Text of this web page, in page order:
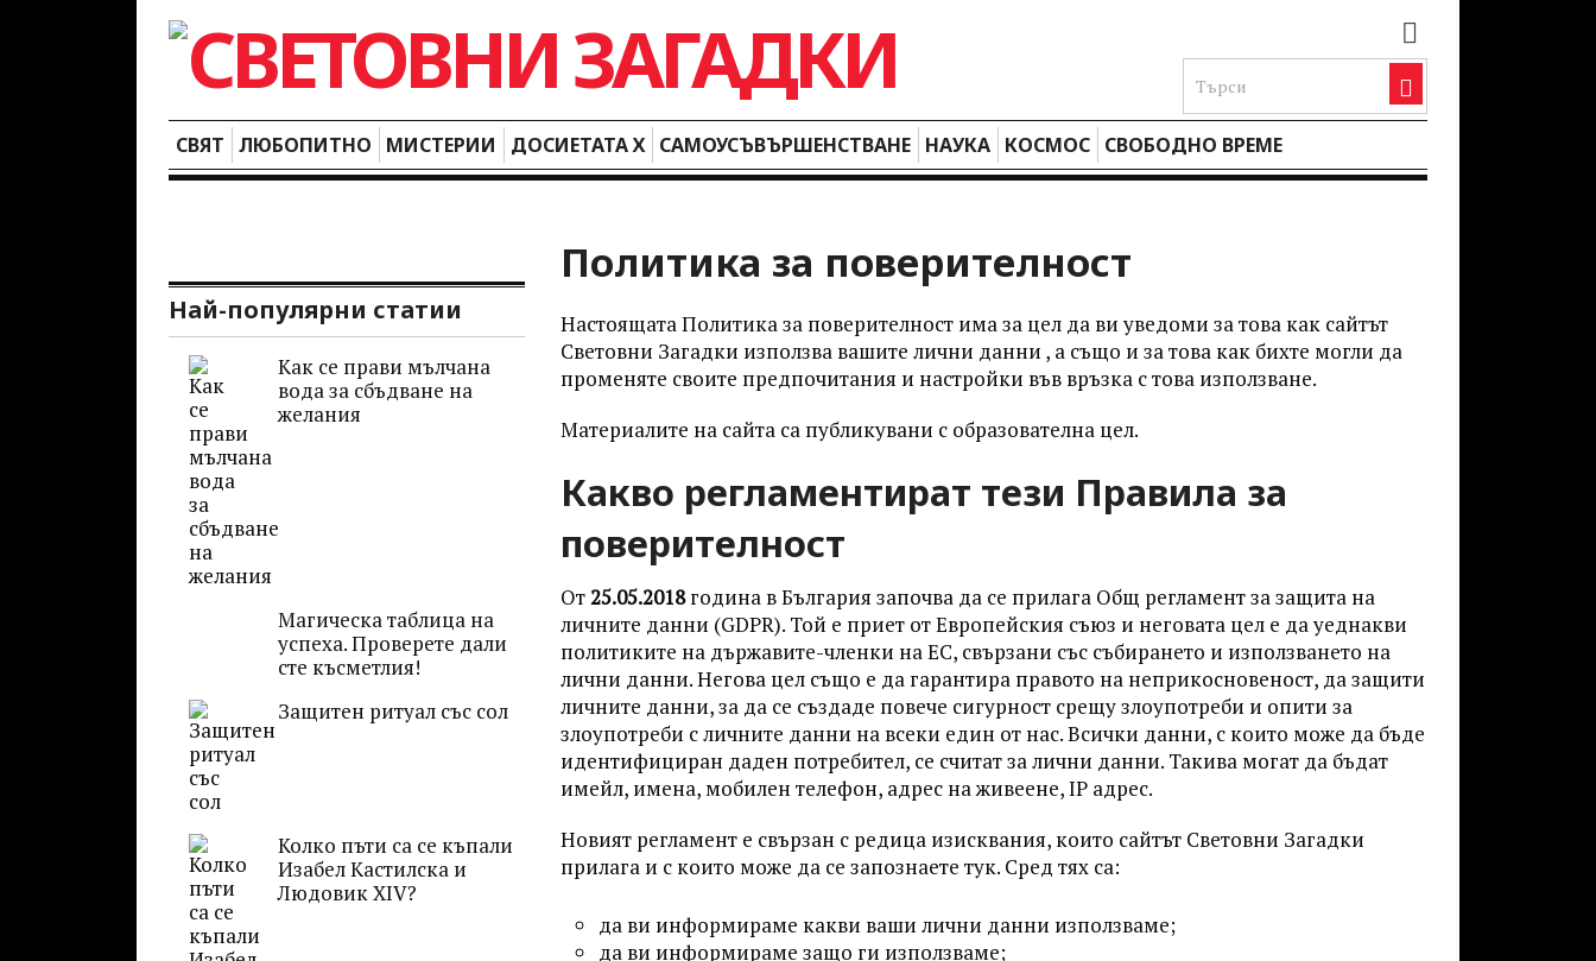
СВЯТ ЛЮБОПИТНО МИСТЕРИИ ДОСИЕТАТА Х САМОУСЪВЪРШЕНСТВАНЕ НАУКА КОСМОС СВОБОДНО ВРЕМЕ
Политика за поверителност
Настоящата Политика за поверителност има за цел да ви уведоми за това как сайтът
Световни Загадки използва вашите лични данни , а също и за това как бихте могли да
променяте своите предпочитания и настройки във връзка с това използване.
Материалите на сайта са публикувани с образователна цел.
Какво регламентират тези Правила за
поверителност
От25.05.2018година в България започва да се прилага Общ регламент за защита на
личните данни (GDPR). Той е приет от Европейския съюз и неговата цел е да уеднакви
политиките на държавите-членки на ЕС, свързани със събирането и използването на
лични данни. Негова цел също е да гарантира правото на неприкосновеност, да защити
личните данни, за да се създаде повече сигурност срещу злоупотреби и опити за
злоупотреби с личните данни на всеки един от нас. Всички данни, с които може да бъде
идентифициран даден потребител, се считат за лични данни. Такива могат да бъдат
имейл, имена, мобилен телефон, адрес на живеене, IP адрес.
Новият регламент е свързан с редица изисквания, които сайтът Световни Загадки
прилага и с които може да се запознаете тук. Сред тях са:
да ви информираме какви ваши лични данни използваме;
да ви информираме защо ги използваме;
Най-популярни статии
Как се прави мълчана
вода за сбъдване на
желания
Магическа таблица на
успеха. Проверете дали
сте късметлия!
Защитен ритуал със сол
Колко пъти са се къпали
Изабел Кастилска и
Людовик ХІV?